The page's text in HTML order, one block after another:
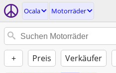
Ocala Motorräder
+ Preis Verkäufer